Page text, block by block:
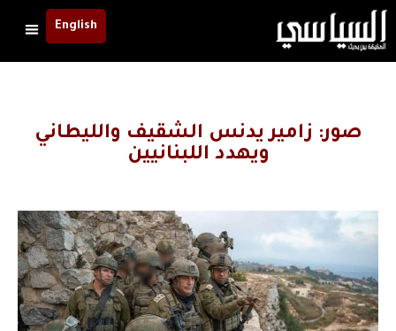
English
صور: زامير يدنس الشقيف والليطاني
ويهدد اللبنانيين